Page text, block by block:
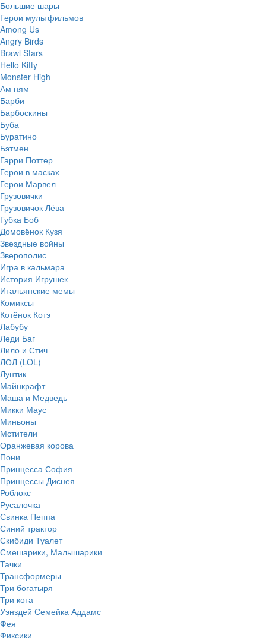
Большие шары
Герои мультфильмов
Among Us
Angry Birds
Brawl Stars
Hello Kitty
Monster High
Ам ням
Барби
Барбоскины
Буба
Буратино
Бэтмен
Гарри Поттер
Герои в масках
Герои Марвел
Грузовички
Грузовичок Лёва
Губка Боб
Домовёнок Кузя
Звездные войны
Зверополис
Игра в кальмара
История Игрушек
Итальянские мемы
Комиксы
Котёнок Котэ
Лабубу
Леди Баг
Лило и Стич
ЛОЛ (LOL)
Лунтик
Майнкрафт
Маша и Медведь
Микки Маус
Миньоны
Мстители
Оранжевая корова
Пони
Принцесса София
Принцессы Диснея
Роблокс
Русалочка
Свинка Пеппа
Синий трактор
Скибиди Туалет
Смешарики, Малышарики
Тачки
Трансформеры
Три богатыря
Три кота
Уэнздей Семейка Аддамс
Фея
Фиксики